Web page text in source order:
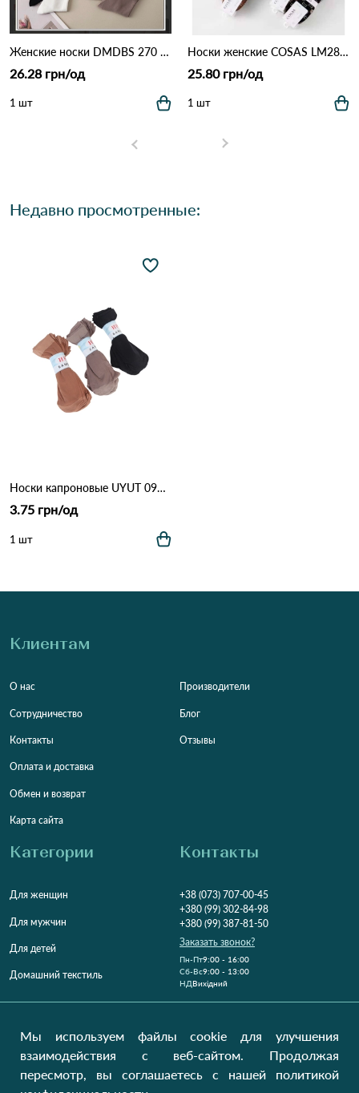
Женские носки DMDBS 270 Различные цвета
26.28 грн/од
1 шт
Носки женские COSAS LM28-40 Различные цвета
25.80 грн/од
1 шт
Недавно просмотренные:
Носки капроновые UYUT 095 Различные цвета
3.75 грн/од
1 шт
Клиентам
О нас
Сотрудничество
Контакты
Оплата и доставка
Обмен и возврат
Карта сайта
Производители
Блог
Отзывы
Категории
Для женщин
Для мужчин
Для детей
Домашний текстиль
Контакты
+38 (073) 707-00-45
+380 (99) 302-84-98
+380 (99) 387-81-50
Заказать звонок?
Пн-Пт9:00 - 16:00
Cб-Вс9:00 - 13:00
НДВихідний
Наши обновления
Мы используем файлы cookie для улучшения
взаимодействия с веб-сайтом. Продолжая
пересмотр, вы соглашаетесь с нашей политикой